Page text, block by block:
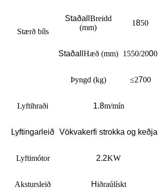
Stærð bíls
Staðall Breidd
(mm)
1850
Staðall Hæð (mm) 1550/2000
Þyngd (kg) ≤2700
Lyftihraði 1.8m/mín
Lyftingarleið Vökvakerfi strokka og keðja
Lyftimótor 2.2KW
Akstursleið Hiðraúlískt